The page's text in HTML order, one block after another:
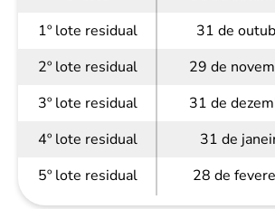
1º lote residual
31 de
2º lote residual
29 de
3º lote residual
31 de
4º lote residual
31 de
5º lote residual
28 de